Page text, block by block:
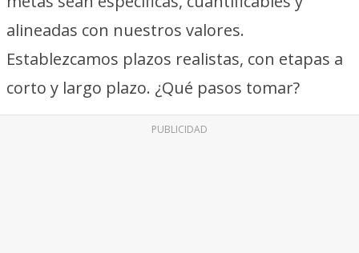
alineadas con nuestros valores.
Establezcamos plazos realistas, con etapas a
corto y largo plazo. ¿Qué pasos tomar?
PUBLICIDAD